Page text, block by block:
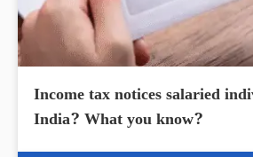
Income tax notices salaried
India? What you know?